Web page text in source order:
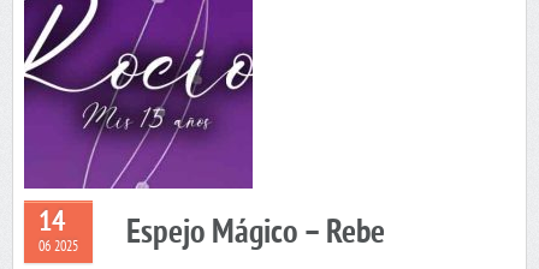
14
06 2025 Espejo Mágico – Rebe